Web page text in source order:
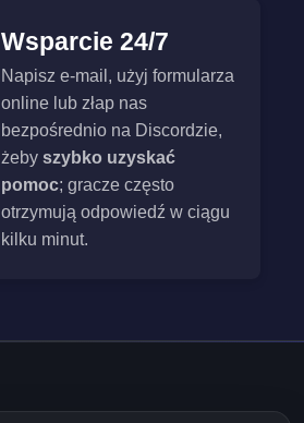
Wsparcie 24/7
Napisz e-mail, użyj formularza
online lub złap nas
bezpośrednio na Discordzie,
żeby szybko uzyskać
pomoc; gracze często
otrzymują odpowiedź w ciągu
kilku minut.